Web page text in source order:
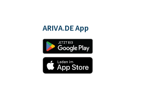
ARIVA.DE App